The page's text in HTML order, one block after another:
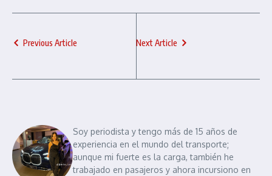
Previous Article Next Article
Soy periodista y tengo más de 15 años de
experiencia en el mundo del transporte;
aunque mi fuerte es la carga, también he
trabajado en pasajeros y ahora incursiono en